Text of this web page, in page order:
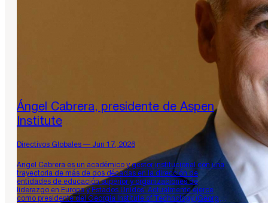
Ángel Cabrera, presidente de Aspen
Institute
Directivos Globales — Jun 17, 2026
Ángel Cabrera es un académico y gestor institucional con una
trayectoria de más de dos décadas en la dirección de
entidades de educación superior y organizaciones de
liderazgo en Europa y Estados Unidos. Actualmente ejerce
como presidente del Georgia Institute of Technology (Georgia